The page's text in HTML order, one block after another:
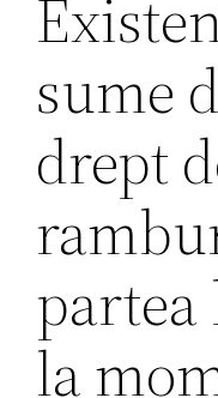
sume
drept
la